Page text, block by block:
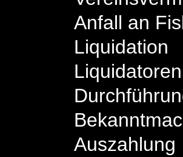
Anfall an
Liquidation
Liquidatoren
Auszahlung